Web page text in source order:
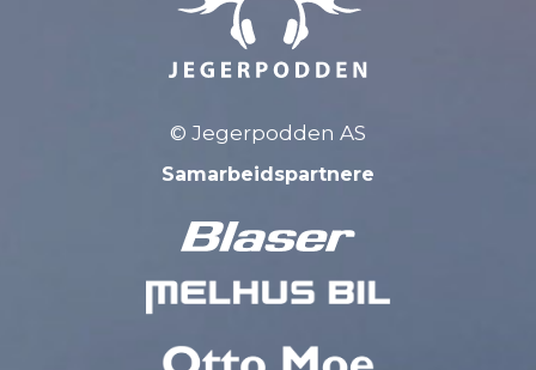
© Jegerpodden AS
Samarbeidspartnere